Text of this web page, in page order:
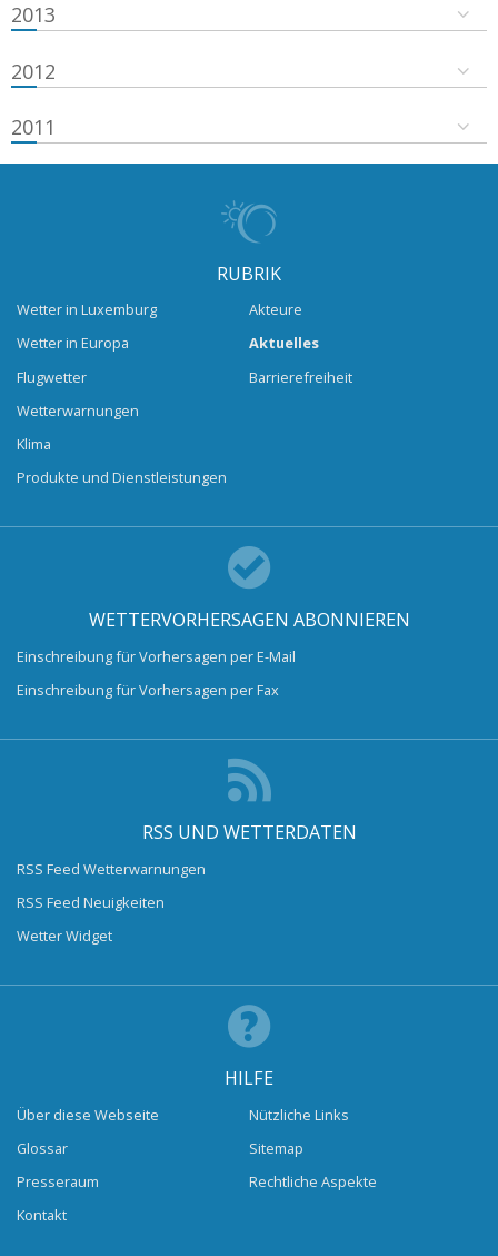
2013
2012
2011
RUBRIK
Wetter in Luxemburg
Wetter in Europa
Flugwetter
Wetterwarnungen
Klima
Produkte und Dienstleistungen
Akteure
Aktuelles
Barrierefreiheit
WETTERVORHERSAGEN ABONNIEREN
Einschreibung für Vorhersagen per E-Mail
Einschreibung für Vorhersagen per Fax
RSS UND WETTERDATEN
RSS Feed Wetterwarnungen
RSS Feed Neuigkeiten
Wetter Widget
HILFE
Über diese Webseite
Glossar
Presseraum
Kontakt
Nützliche Links
Sitemap
Rechtliche Aspekte